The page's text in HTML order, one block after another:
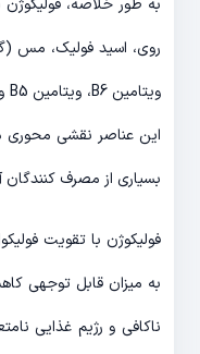
به طور خلاصه، فولیکوژن
این عناصر نقشی محوری
بسیاری از مصرف کنندگان
فولیکوژن با تقویت
به میزان قابل توجهی
ناکافی و رژیم غذایی